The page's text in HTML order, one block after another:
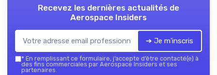
Recevez les dernières actualités de
Aerospace Insiders
➔ Je m'inscris
* En remplissant ce formulaire, j’accepte d’être contacté(e) à
des fins commerciales par Aerospace Insiders et ses
partenaires.